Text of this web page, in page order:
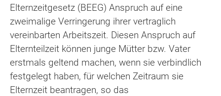
Elternzeitgesetz (BEEG) Anspruch auf eine
zweimalige Verringerung ihrer vertraglich
vereinbarten Arbeitszeit. Diesen Anspruch auf
Elternteilzeit können junge Mütter bzw. Vater
erstmals geltend machen, wenn sie verbindlich
festgelegt haben, für welchen Zeitraum sie
Elternzeit beantragen, so das